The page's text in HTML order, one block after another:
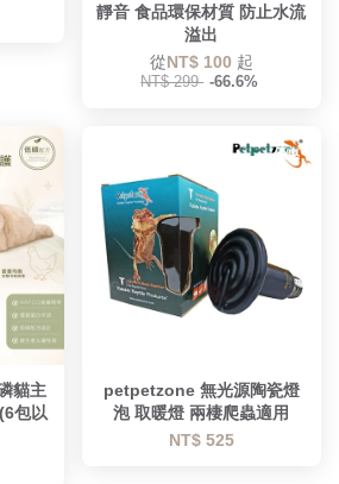
靜音 食品環保材質 防止水流
溢出
從NT$ 100 起
NT$ 299 -66.6%
貓主
包以
優惠
petpetzone 無光源陶瓷燈
泡 取暖燈 兩棲爬蟲適用
NT$ 525